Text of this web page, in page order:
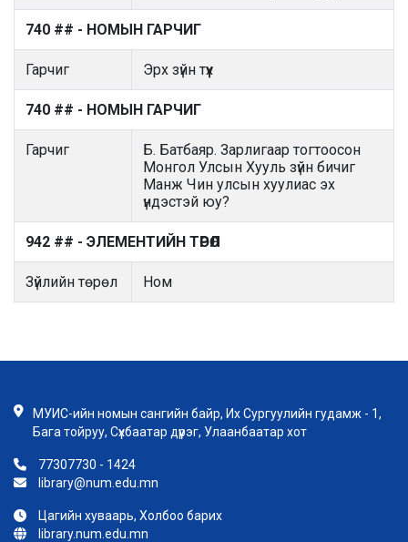
740 ## - НОМЫН ГАРЧИГ
Гарчиг Эрх зүйн түүх
740 ## - НОМЫН ГАРЧИГ
Гарчиг
Б. Батбаяр. Зарлигаар тогтоосон
Монгол Улсын Хууль зүйн бичиг
Манж Чин улсын хуулиас эх
үндэстэй юу?
942 ## - ЭЛЕМЕНТИЙН ТӨРӨЛ
Зүйлийн төрөл Ном
МУИС-ийн номын сангийн байр, Их Сургуулийн гудамж - 1,
Бага тойруу, Сүхбаатар дүүрэг, Улаанбаатар хот
77307730 - 1424
library@num.edu.mn
Цагийн хуваарь, Холбоо барих
library.num.edu.mn